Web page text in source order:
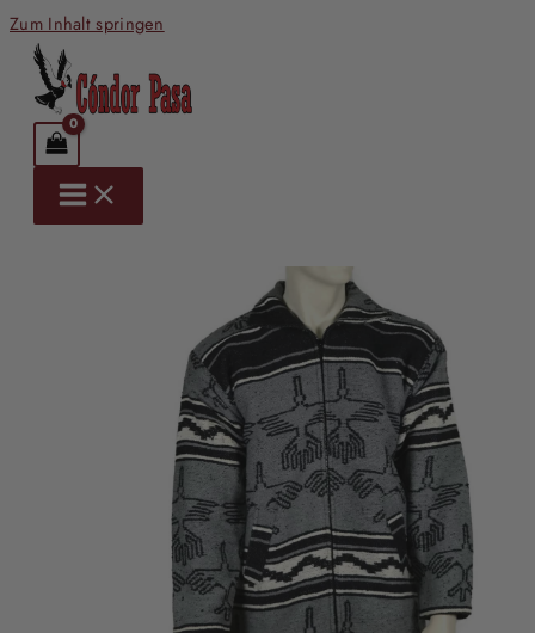
Zum Inhalt springen